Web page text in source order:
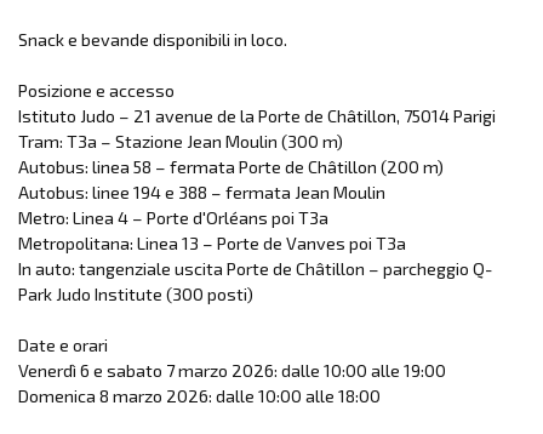
Snack e bevande disponibili in loco.
Posizione e accesso
Istituto Judo – 21 avenue de la Porte de Châtillon, 75014 Parigi
Tram: T3a – Stazione Jean Moulin (300 m)
Autobus: linea 58 – fermata Porte de Châtillon (200 m)
Autobus: linee 194 e 388 – fermata Jean Moulin
Metro: Linea 4 – Porte d'Orléans poi T3a
Metropolitana: Linea 13 – Porte de Vanves poi T3a
In auto: tangenziale uscita Porte de Châtillon – parcheggio Q-
Park Judo Institute (300 posti)
Date e orari
Venerdì 6 e sabato 7 marzo 2026: dalle 10:00 alle 19:00
Domenica 8 marzo 2026: dalle 10:00 alle 18:00